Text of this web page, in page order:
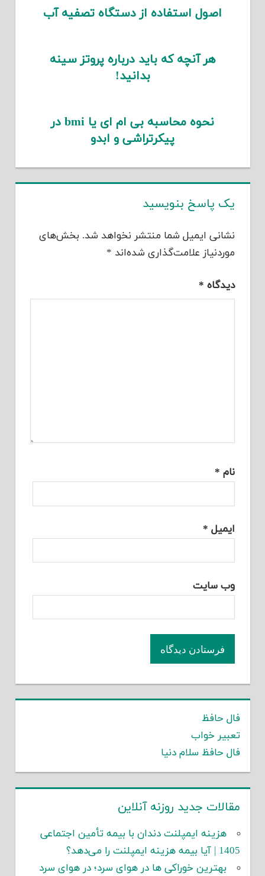
اصول استفاده از دستگاه تصفیه آب
هر آنچه که باید درباره پروتز سینه
بدانید!
نحوه محاسبه بی ام ای یا bmi در
پیکرتراشی و ابدو
یک پاسخ بنویسید
نشانی ایمیل شما منتشر نخواهد شد. بخش‌های
موردنیاز علامت‌گذاری شده‌اند *
دیدگاه *
نام *
ایمیل *
وب‌ سایت
فال حافظ
تعبیر خواب
فال حافظ سلام دنیا
مقالات جدید روزنه آنلاین
هزینه ایمپلنت دندان با بیمه تأمین اجتماعی
1405 | آیا بیمه هزینه ایمپلنت را می‌دهد؟
بهترین خوراکی ها در هوای سرد؛ در هوای سرد